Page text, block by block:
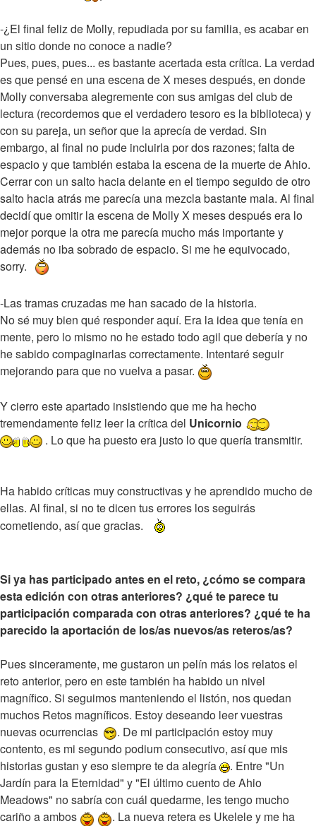
-¿El final feliz de Molly, repudiada por su familia, es acabar en
un sitio donde no conoce a nadie?
Pues, pues, pues... es bastante acertada esta crítica. La verdad
es que pensé en una escena de X meses después, en donde
Molly conversaba alegremente con sus amigas del club de
lectura (recordemos que el verdadero tesoro es la biblioteca) y
con su pareja, un señor que la aprecía de verdad. Sin
embargo, al final no pude incluirla por dos razones; falta de
espacio y que también estaba la escena de la muerte de Ahio.
Cerrar con un salto hacia delante en el tiempo seguido de otro
salto hacia atrás me parecía una mezcla bastante mala. Al final
decidí que omitir la escena de Molly X meses después era lo
mejor porque la otra me parecía mucho más importante y
además no iba sobrado de espacio. Si me he equivocado,
sorry.
-Las tramas cruzadas me han sacado de la historia.
No sé muy bien qué responder aquí. Era la idea que tenía en
mente, pero lo mismo no he estado todo agil que debería y no
he sabido compaginarlas correctamente. Intentaré seguir
mejorando para que no vuelva a pasar.
Y cierro este apartado insistiendo que me ha hecho
tremendamente feliz leer la crítica del Unicornio
. Lo que ha puesto era justo lo que quería transmitir.
Ha habido críticas muy constructivas y he aprendido mucho de
ellas. Al final, si no te dicen tus errores los seguirás
cometiendo, así que gracias.
Si ya has participado antes en el reto, ¿cómo se compara
esta edición con otras anteriores? ¿qué te parece tu
participación comparada con otras anteriores? ¿qué te ha
parecido la aportación de los/as nuevos/as reteros/as?
Pues sinceramente, me gustaron un pelín más los relatos el
reto anterior, pero en este también ha habido un nivel
magnífico. Si seguimos manteniendo el listón, nos quedan
muchos Retos magníficos. Estoy deseando leer vuestras
nuevas ocurrencias
. De mi participación estoy muy
contento, es mi segundo podium consecutivo, así que mis
historias gustan y eso siempre te da alegría
. Entre "Un
Jardín para la Eternidad" y "El último cuento de Ahio
Meadows" no sabría con cuál quedarme, les tengo mucho
cariño a ambos
. La nueva retera es Ukelele y me ha